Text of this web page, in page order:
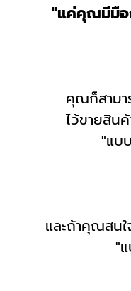
"แค่คุณมีมือ
คุณก็สามา
ไว้ขายสิน
"แบ
และถ้าคุณสน
"